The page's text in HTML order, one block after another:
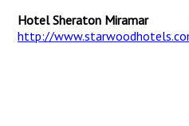
Hotel Sheraton Miramar
http://